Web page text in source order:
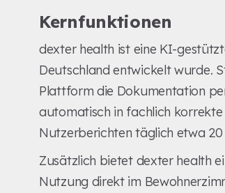
Kernfunktionen
dexter health ist eine KI-
Deutschland entwickelt wurde.
Plattform die Dokumentation
automatisch in fachlich
Nutzerberichten täglich etwa
Zusätzlich bietet dexter health
Nutzung direkt im